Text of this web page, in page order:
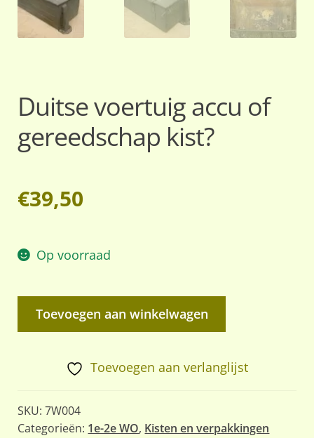
Duitse voertuig accu of
gereedschap kist?
€39,50
Op voorraad
kist?
aantal
Toevoegen aan winkelwagen
Toevoegen aan verlanglijst
SKU:7W004
Categorieën: 1e-2e WO, Kisten en verpakkingen